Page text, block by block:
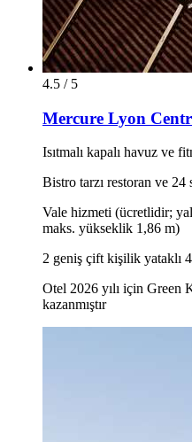
4.5 / 5
Mercure Lyon
Isıtmalı kapalı havuz ve
Bistro tarzı restoran ve 24
Vale hizmeti (ücretlidir;
maks. yükseklik 1,86 m)
2 geniş çift kişilik yataklı
Otel 2026 yılı için Green
kazanmıştır